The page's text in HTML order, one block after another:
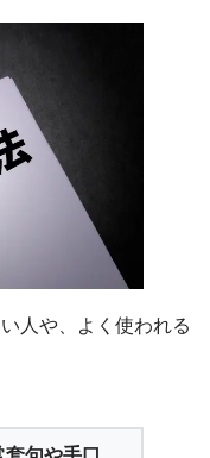
人や、よく使われる